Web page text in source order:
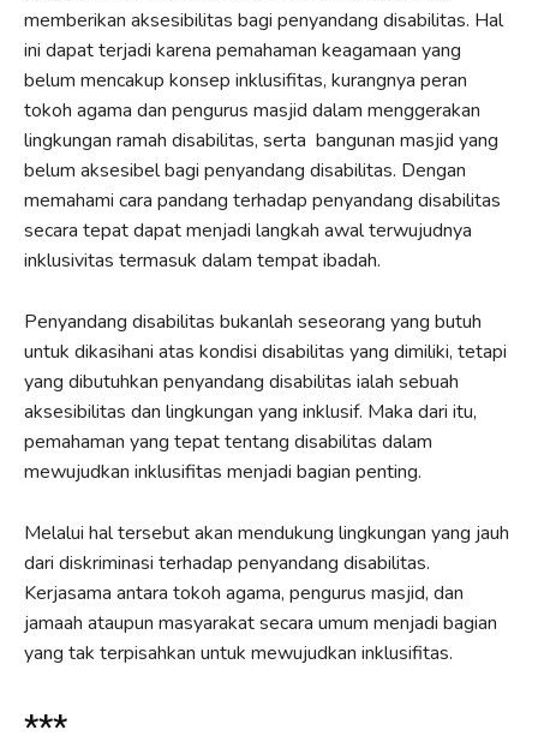
memberikan aksesibilitas bagi penyandang disabilitas. Hal
ini dapat terjadi karena pemahaman keagamaan yang
belum mencakup konsep inklusifitas, kurangnya peran
tokoh agama dan pengurus masjid dalam menggerakan
lingkungan ramah disabilitas, serta bangunan masjid yang
belum aksesibel bagi penyandang disabilitas. Dengan
memahami cara pandang terhadap penyandang disabilitas
secara tepat dapat menjadi langkah awal terwujudnya
inklusivitas termasuk dalam tempat ibadah.
Penyandang disabilitas bukanlah seseorang yang butuh
untuk dikasihani atas kondisi disabilitas yang dimiliki, tetapi
yang dibutuhkan penyandang disabilitas ialah sebuah
aksesibilitas dan lingkungan yang inklusif. Maka dari itu,
pemahaman yang tepat tentang disabilitas dalam
mewujudkan inklusifitas menjadi bagian penting.
Melalui hal tersebut akan mendukung lingkungan yang jauh
dari diskriminasi terhadap penyandang disabilitas.
Kerjasama antara tokoh agama, pengurus masjid, dan
jamaah ataupun masyarakat secara umum menjadi bagian
yang tak terpisahkan untuk mewujudkan inklusifitas.
***